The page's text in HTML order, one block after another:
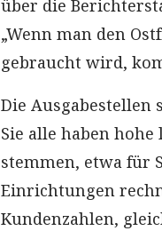
über die
„Wenn man den
gebraucht wird,
Die Ausgabestellen
Sie alle haben
stemmen, etwa für
Einrichtungen
Kundenzahlen,